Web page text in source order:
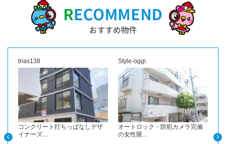
trias138
コンクリート打ちっぱなしデザ
イナーズ...
Style-oggi.
オートロック・防犯カメラ完備
の女性限...
採